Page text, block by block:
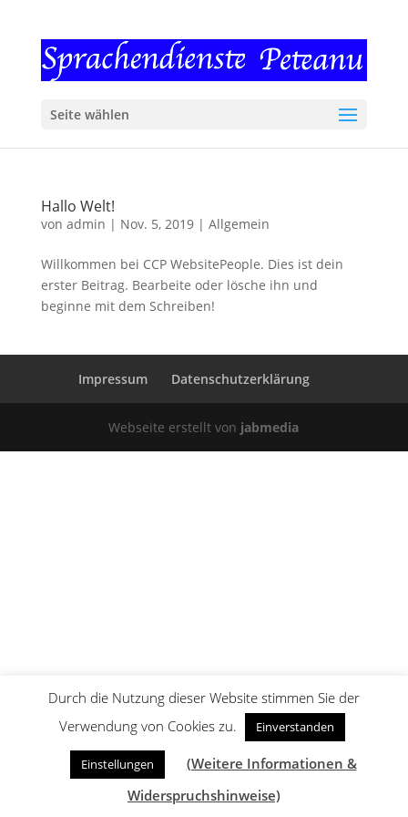
Seite wählen
Hallo Welt!
von admin | Nov. 5, 2019| Allgemein
Willkommen bei CCP WebsitePeople. Dies ist dein
erster Beitrag. Bearbeite oder lösche ihn und
beginne mit dem Schreiben!
Impressum Datenschutzerklärung
Webseite erstellt von jabmedia
Durch die Nutzung dieser Website stimmen Sie der
Verwendung von Cookies zu.
Einverstanden
Einstellungen
(Weitere Informationen &
Widerspruchshinweise)